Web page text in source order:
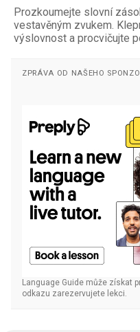
Prozkoumejte slovní
vestavěným zvukem.
výslovnost a procvičujte
ZPRÁVA OD NAŠEHO
Language Guide může získat
odkazu zarezervujete lekci.